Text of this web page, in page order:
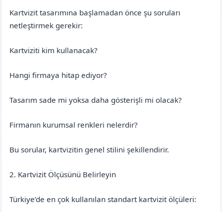
Kartvizit tasarımına başlamadan önce şu soruları
netleştirmek gerekir:
Kartviziti kim kullanacak?
Hangi firmaya hitap ediyor?
Tasarım sade mi yoksa daha gösterişli mi olacak?
Firmanın kurumsal renkleri nelerdir?
Bu sorular, kartvizitin genel stilini şekillendirir.
2. Kartvizit Ölçüsünü Belirleyin
Türkiye’de en çok kullanılan standart kartvizit ölçüleri: